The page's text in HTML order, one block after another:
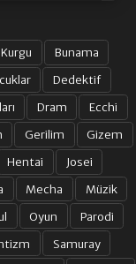
Bunama
Dedektif
Dram
Ecchi
Gerilim
Gizem
Hentai
Josei
Mecha
Müzik
Oyun
Parodi
Samuray